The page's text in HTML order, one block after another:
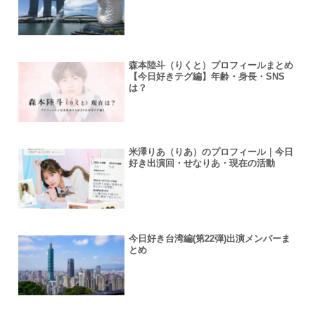
森本陸斗（りくと）プロフィールまとめ
【今日好きテグ編】年齢・身長・SNS
は？
米澤りあ（りあ）のプロフィール｜今日
好き出演回・せなりあ・現在の活動
今日好き台湾編(第22弾)出演メンバーま
とめ